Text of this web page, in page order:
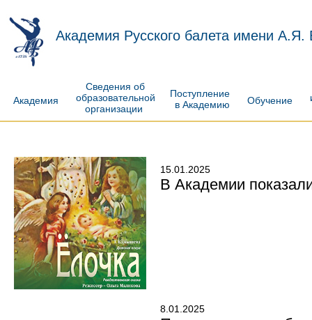
Академия Русского балета имени А.Я.
Академия
Сведения об
образовательной
организации
Поступление
в Академию
Обучение
15.01.2025
В Академии
8.01.2025